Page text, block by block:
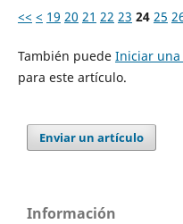
<< < 19 20 21 22 23 24 25
También puede Iniciar una
para este artículo.
Enviar un artículo
Información